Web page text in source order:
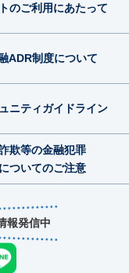
報発信中
のご利用にあたって
ADR制度について
ニティガイドライン
欺等の金融犯罪
についてのご注意